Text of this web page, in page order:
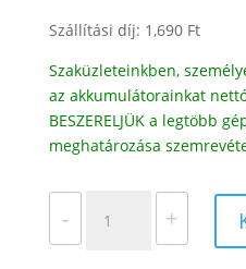
Szállítási díj: 1,690 Ft
Szaküzleteinkben,
az akkumulátorainkat
BESZERELJÜK a legtöbb
meghatározása
-
MOTO
+